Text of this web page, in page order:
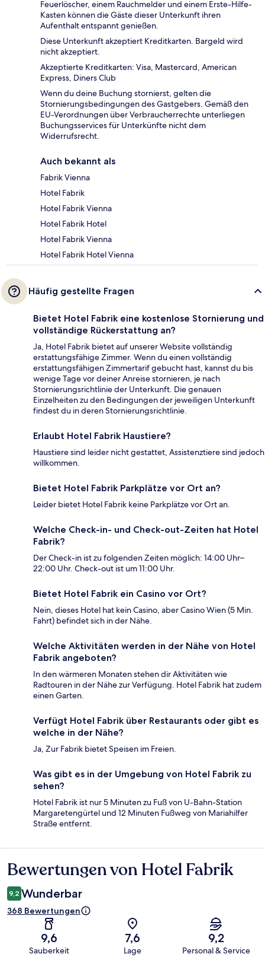
Feuerlöscher, einem Rauchmelder und einem Erste-Hilfe-
Kasten können die Gäste dieser Unterkunft ihren
Aufenthalt entspannt genießen.
Diese Unterkunft akzeptiert Kreditkarten. Bargeld wird
nicht akzeptiert.
Akzeptierte Kreditkarten: Visa, Mastercard, American
Express, Diners Club
Wenn du deine Buchung stornierst, gelten die
Stornierungsbedingungen des Gastgebers. Gemäß den
EU-Verordnungen über Verbraucherrechte unterliegen
Buchungsservices für Unterkünfte nicht dem
Widerrufsrecht.
Auch bekannt als
Fabrik Vienna
Hotel Fabrik
Hotel Fabrik Vienna
Hotel Fabrik Hotel
Hotel Fabrik Vienna
Hotel Fabrik Hotel Vienna
Häufig gestellte Fragen
Bietet Hotel Fabrik eine kostenlose Stornierung und
vollständige Rückerstattung an?
Ja, Hotel Fabrik bietet auf unserer Website vollständig
erstattungsfähige Zimmer. Wenn du einen vollständig
erstattungsfähigen Zimmertarif gebucht hast, kannst du bis
wenige Tage vor deiner Anreise stornieren, je nach
Stornierungsrichtlinie der Unterkunft. Die genauen
Einzelheiten zu den Bedingungen der jeweiligen Unterkunft
findest du in deren Stornierungsrichtlinie.
Erlaubt Hotel Fabrik Haustiere?
Haustiere sind leider nicht gestattet, Assistenztiere sind jedoch
willkommen.
Bietet Hotel Fabrik Parkplätze vor Ort an?
Leider bietet Hotel Fabrik keine Parkplätze vor Ort an.
Welche Check-in- und Check-out-Zeiten hat Hotel
Fabrik?
Der Check-in ist zu folgenden Zeiten möglich: 14:00 Uhr–
22:00 Uhr. Check-out ist um 11:00 Uhr.
Bietet Hotel Fabrik ein Casino vor Ort?
Nein, dieses Hotel hat kein Casino, aber Casino Wien (5 Min.
Fahrt) befindet sich in der Nähe.
Welche Aktivitäten werden in der Nähe von Hotel
Fabrik angeboten?
In den wärmeren Monaten stehen dir Aktivitäten wie
Radtouren in der Nähe zur Verfügung. Hotel Fabrik hat zudem
einen Garten.
Verfügt Hotel Fabrik über Restaurants oder gibt es
welche in der Nähe?
Ja, Zur Fabrik bietet Speisen im Freien.
Was gibt es in der Umgebung von Hotel Fabrik zu
sehen?
Hotel Fabrik ist nur 5 Minuten zu Fuß von U-Bahn-Station
Margaretengürtel und 12 Minuten Fußweg von Mariahilfer
Straße entfernt.
Bewertungen
Bewertungen von Hotel Fabrik
9,2 Wunderbar
368 Bewertungen
9,6
Sauberkeit
7,6
Lage
9,2
Personal & Service